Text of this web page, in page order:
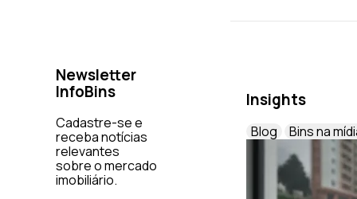
Newsletter
InfoBins
Cadastre-se e
receba notícias
relevantes
sobre o mercado
imobiliário.
Insights
Blog Bins na